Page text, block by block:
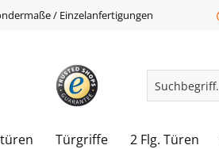
/ Einzelanfertigungen
Türgriffe 2 Flg. Türen